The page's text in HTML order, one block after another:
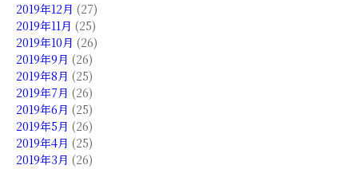
2019年12月 (27)
2019年11月 (25)
2019年10月 (26)
2019年9月 (26)
2019年8月 (25)
2019年7月 (26)
2019年6月 (25)
2019年5月 (26)
2019年4月 (25)
2019年3月 (26)